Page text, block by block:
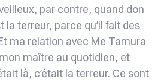
par contre, quand don
la terreur, parce qu’il fait des
ma relation avec Me Tamura
maître au quotidien, et
là, c’était la terreur. Ce sont